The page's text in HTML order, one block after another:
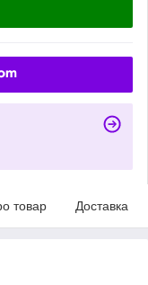
товар Доставка